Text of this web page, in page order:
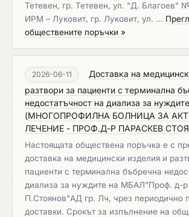
Тетевен, гр. Тетевен, ул. "Д. Благоев"
ИРМ – Луковит, гр. Луковит, ул. …
обществените поръчки »
2026-06-11
Доставка на
разтвори за пациенти с терминална
недостатъчност на диализа за
(МНОГОПРОФИЛНА БОЛНИЦА ЗА
ЛЕЧЕНИЕ - ПРОФ.Д-Р ПАРАСКЕВ
Настоящата обществена поръчка е с
доставка на медицински изделия и
пациенти с терминална бъбречна
диализа за нуждите на МБАЛ"Проф. д-р
П.Стоянов"АД гр. Лч, чрез периодично
доставки. Срокът за изпълнение на